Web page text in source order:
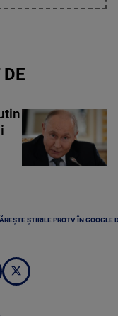
ȘTIRILE PROTV ÎN GOOGLE